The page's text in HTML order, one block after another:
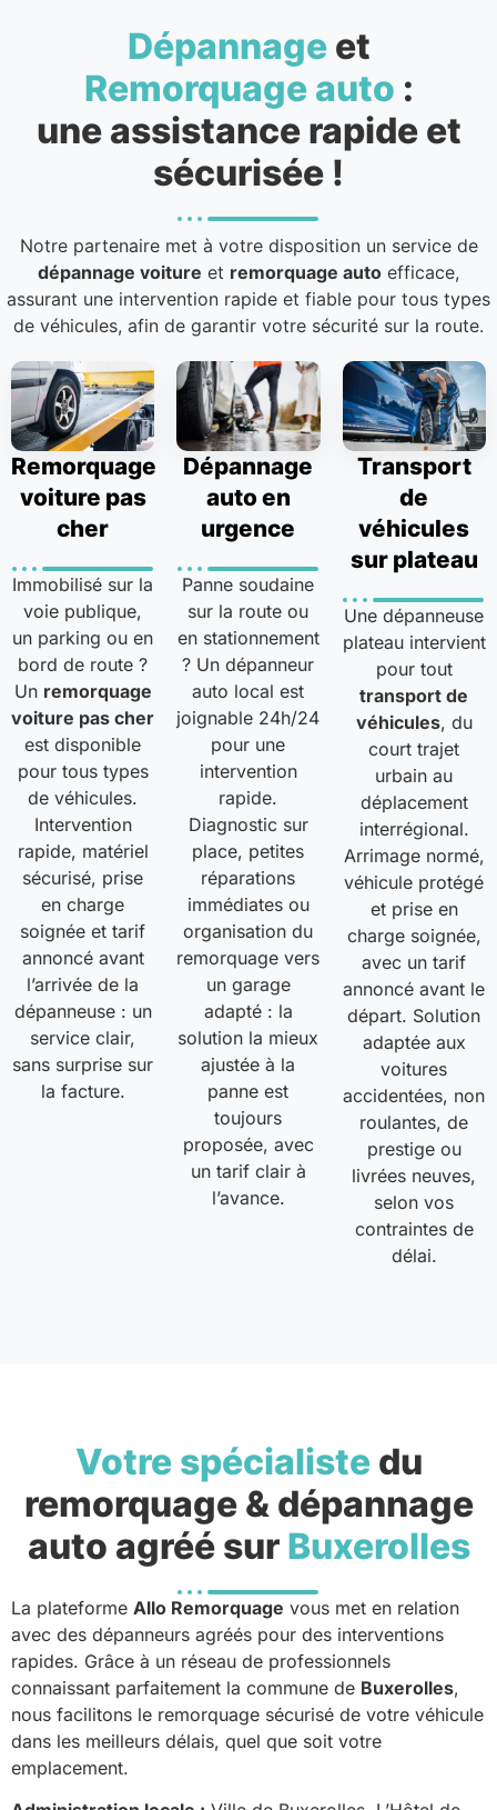
Dépannageet
Remorquage auto :
une assistance rapide et
sécurisée !
Notre partenaire met à votre disposition un service de
dépannage voiture et remorquage auto efficace,
assurant une intervention rapide et fiable pour tous types
de véhicules, afin de garantir votre sécurité sur la route.
Remorquage
voiture pas
cher
Immobilisé sur la
voie publique,
un parking ou en
bord de route ?
Un remorquage
voiture pas cher
est disponible
pour tous types
de véhicules.
Intervention
rapide, matériel
sécurisé, prise
en charge
soignée et tarif
annoncé avant
l’arrivée de la
dépanneuse : un
service clair,
sans surprise sur
la facture.
Dépannage
auto en
urgence
Panne soudaine
sur la route ou
en stationnement
? Un dépanneur
auto local est
joignable 24h/24
pour une
intervention
rapide.
Diagnostic sur
place, petites
réparations
immédiates ou
organisation du
remorquage vers
un garage
adapté : la
solution la mieux
ajustée à la
panne est
toujours
proposée, avec
un tarif clair à
l’avance.
Transport
de
véhicules
sur plateau
Une dépanneuse
plateau intervient
pour tout
transport de
véhicules, du
court trajet
urbain au
déplacement
interrégional.
Arrimage normé,
véhicule protégé
et prise en
charge soignée,
avec un tarif
annoncé avant le
départ. Solution
adaptée aux
voitures
accidentées, non
roulantes, de
prestige ou
livrées neuves,
selon vos
contraintes de
délai.
Votre spécialistedu
remorquage & dépannage
auto agréé sur Buxerolles
La plateforme Allo Remorquage vous met en relation
avec des dépanneurs agréés pour des interventions
rapides. Grâce à un réseau de professionnels
connaissant parfaitement la commune de Buxerolles,
nous facilitons le remorquage sécurisé de votre véhicule
dans les meilleurs délais, quel que soit votre
emplacement.